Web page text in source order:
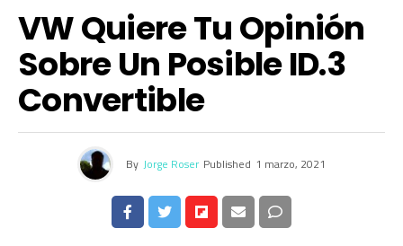
VW Quiere Tu Opinión
Sobre Un Posible ID.3
Convertible
By Jorge Roser Published 1 marzo, 2021